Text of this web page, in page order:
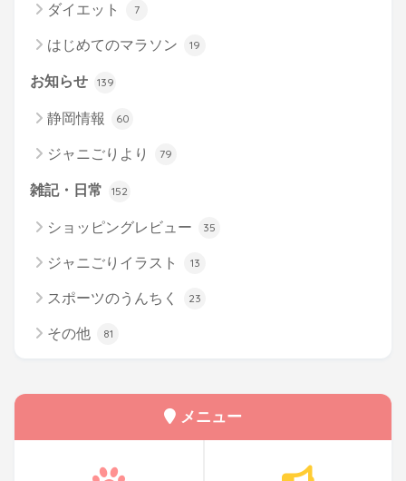
ダイエット 7
はじめてのマラソン 19
お知らせ 139
静岡情報 60
ジャニごりより 79
雑記・日常 152
ショッピングレビュー 35
ジャニごりイラスト 13
スポーツのうんちく 23
その他 81
メニュー